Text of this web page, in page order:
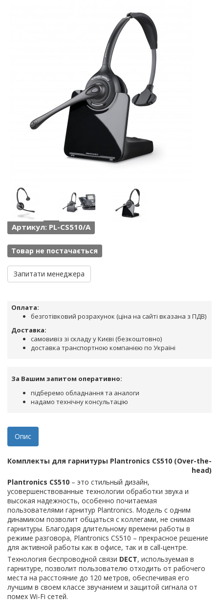
Артикул: PL-CS510/A
Товар не постачається
Запитати менеджера
Оплата:
безготівковий розрахунок (ціна на сайті вказана з ПДВ)
Доставка:
самовивіз зі складу у Києві (безкоштовно)
доставка транспортною компанією по Україні
За Вашим запитом оперативно:
підберемо обладнання та аналоги
надамо технічну консультацію
Опис
Комплекты для гарнитуры Plantronics CS510 (Over-the-
head)
Plantronics CS510 – это стильный дизайн,
усовершенствованные технологии обработки звука и
высокая надежность, особенно почитаемая
пользователями гарнитур Plantronics. Модель с одним
динамиком позволит общаться с коллегами, не снимая
гарнитуры. Благодаря длительному времени работы в
режиме разговора, Plantronics CS510 – прекрасное решение
для активной работы как в офисе, так и в call-центре.
Технология беспроводной связи DECT, используемая в
гарнитуре, позволит пользователю отходить от рабочего
места на расстояние до 120 метров, обеспечивая его
лучшим в своем классе звучанием и защитой сигнала от
помех Wi-Fi сетей.